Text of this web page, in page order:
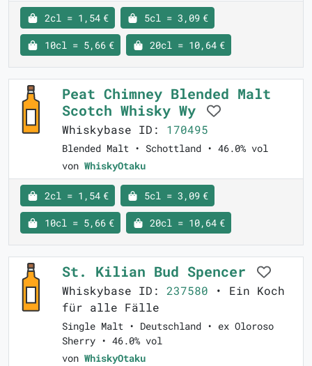
2cl = 1,54 € 5cl = 3,09 €
10cl = 5,66 € 20cl = 10,64 €
Peat Chimney Blended Malt
Scotch Whisky Wy
Whiskybase ID: 170495
Blended Malt • Schottland • 46.0% vol
von WhiskyOtaku
2cl = 1,54 € 5cl = 3,09 €
10cl = 5,66 € 20cl = 10,64 €
St. Kilian Bud Spencer
Whiskybase ID: 237580 • Ein Koch
für alle Fälle
Single Malt • Deutschland • ex Oloroso
Sherry • 46.0% vol
von WhiskyOtaku